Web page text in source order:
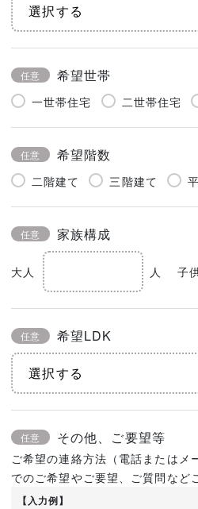
任意 希望世帯
一世帯住宅 二世帯住宅
任意 希望階数
二階建て 三階建て
任意 家族構成
大人 人 子
任意 希望LDK
任意 その他、ご要望等
ご希望の連絡方法（電話またはメ
でのご希望やご要望、ご質問など
【入力例】